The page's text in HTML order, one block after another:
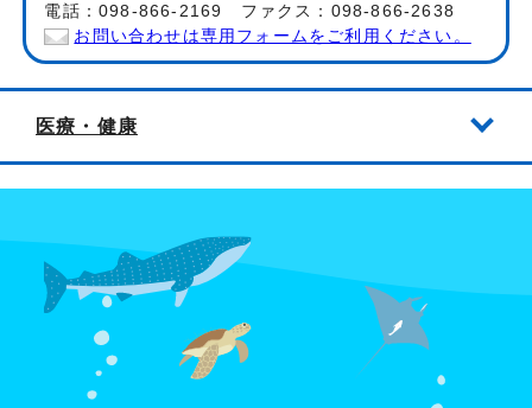
電話：098-866-2169 ファクス：098-866-2638
お問い合わせは専用フォームをご利用ください。
医療・健康